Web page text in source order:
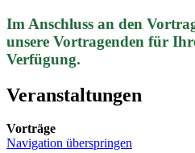
Im Anschluss an den
unsere Vortragenden für
Verfügung.
Veranstaltungen
Vorträge
Navigation überspringen